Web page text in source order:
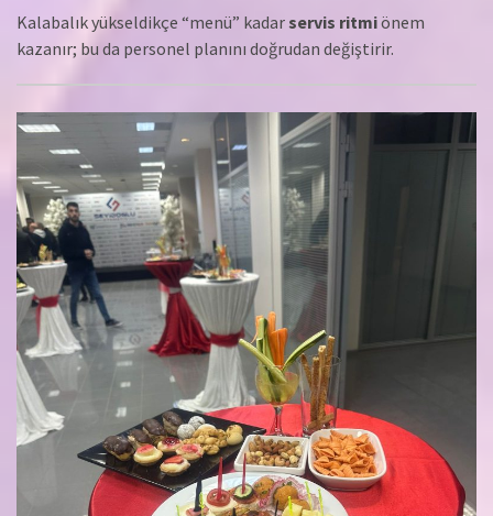
Kalabalık yükseldikçe “menü” kadarservis ritmiönem
kazanır; bu da personel planını doğrudan değiştirir.